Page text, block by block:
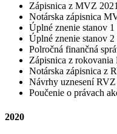
Zápisnica z MVZ
Notárska zápisnica
Úplné znenie stanov 1
Úplné znenie stanov 2
Polročná finančná
Zápisnica z rokovania
Notárska zápisnica z
Návrhy uznesení RVZ
Poučenie o právach
2020